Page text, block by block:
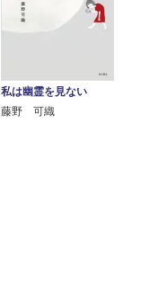
私は幽霊を見ない
藤野 可織